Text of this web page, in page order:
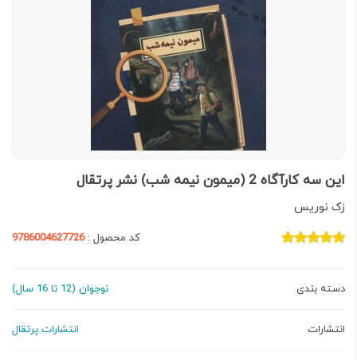
این سه کارآگاه 2 (میمون نیمه شب) نشر پرتقال
زک نوریس
کد محصول :9786004627726
دسته بندی نوجوان (12 تا 16 سال)
انتشارات انتشارات پرتقال